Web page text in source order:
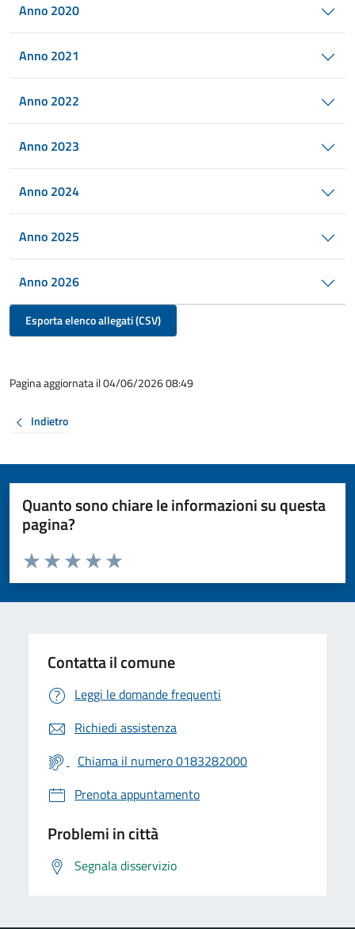
Anno 2020
Anno 2021
Anno 2022
Anno 2023
Anno 2024
Anno 2025
Anno 2026
Esporta elenco allegati (CSV)
Pagina aggiornata il 04/06/2026 08:49
Indietro
Quanto sono chiare le informazioni su questa
pagina?
Valuta da 1 a 5 stelle la pagina
Valuta 5 stelle su 5
Valuta 4 stelle su 5
Valuta 3 stelle su 5
Valuta 2 stelle su 5
Valuta 1 stelle su 5
Contatta il comune
Leggi le domande frequenti
Richiedi assistenza
Chiama il numero 0183282000
Prenota appuntamento
Problemi in città
Segnala disservizio